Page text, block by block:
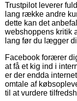
Trustpilot leverer
lang række andre
dette kan det
webshoppens kritik
lang før du lægger
Facebook forærer
at få et kig ind i
er der endda
omtale af
til at vurdere